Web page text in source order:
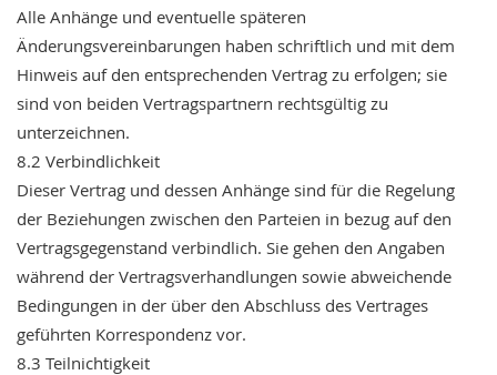
Alle Anhänge und eventuelle späteren
Änderungsvereinbarungen haben schriftlich und mit dem
Hinweis auf den entsprechenden Vertrag zu erfolgen; sie
sind von beiden Vertragspartnern rechtsgültig zu
unterzeichnen.
8.2 Verbindlichkeit
Dieser Vertrag und dessen Anhänge sind für die Regelung
der Beziehungen zwischen den Parteien in bezug auf den
Vertragsgegenstand verbindlich. Sie gehen den Angaben
während der Vertragsverhandlungen sowie abweichende
Bedingungen in der über den Abschluss des Vertrages
geführten Korrespondenz vor.
8.3 Teilnichtigkeit